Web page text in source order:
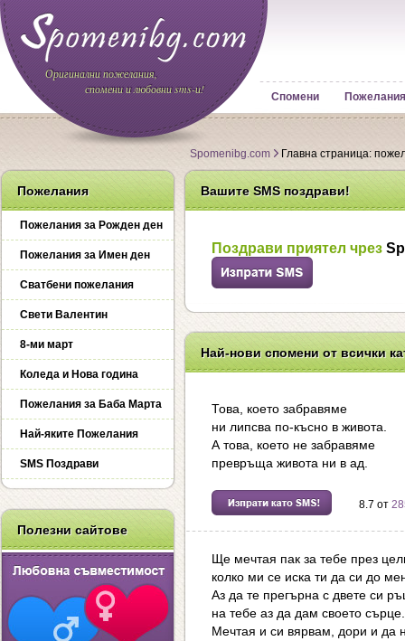
Оригинални пожелания,
спомени и любовни sms-и!
Спомени Пожелания
Spomenibg.com Главна страница:
Пожелания
Пожелания за Рожден ден
Пожелания за Имен ден
Сватбени пожелания
Свети Валентин
8-ми март
Коледа и Нова година
Пожелания за Баба Марта
Най-яките Пожелания
SMS Поздрави
Полезни сайтове
Вашите SMS поздрави!
Поздрави приятел чрез
Най-нови спомени от всички
Това, което забравяме
ни липсва по-късно в живота.
А това, което не забравяме
превръща живота ни в ад.
8.7 от
Ще мечтая пак за тебе през
колко ми се иска ти да си до
Аз да те прегърна с двете си
на тебе аз да дам своето сърце.
Мечтая и си вярвам, дори и да